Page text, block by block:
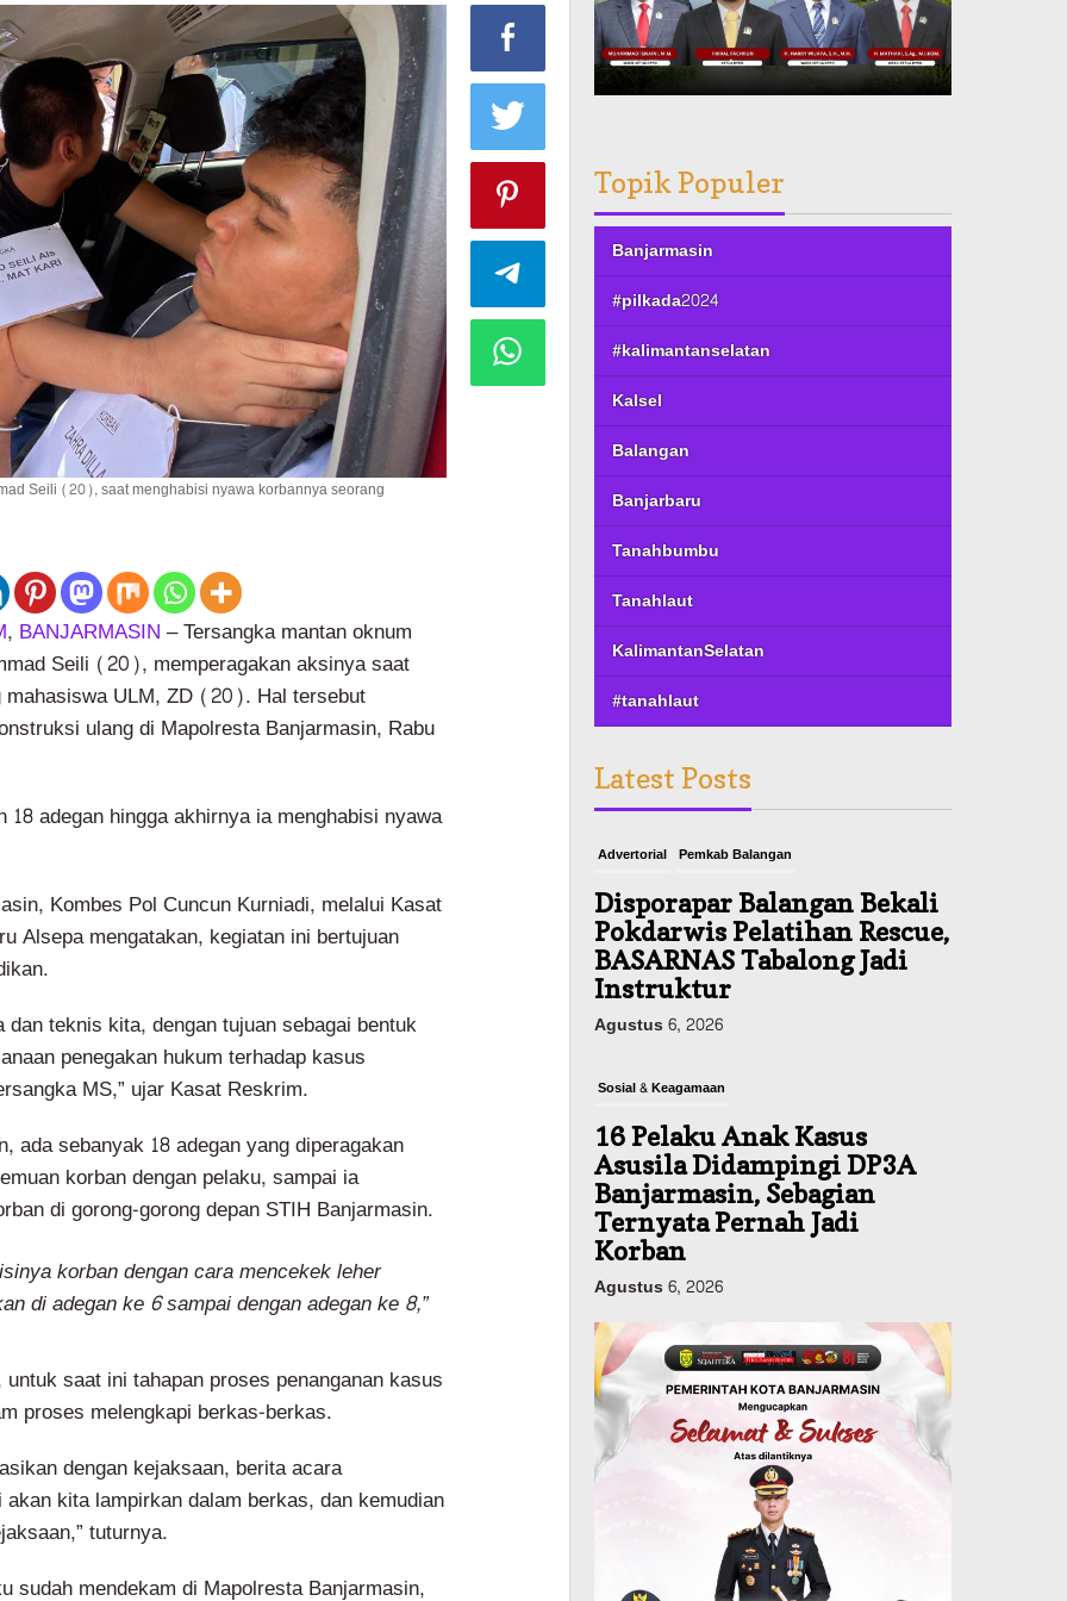
Seili (20), saat menghabisi nyawa korbannya seorang
, BANJARMASIN– Tersangka mantan oknum
Seili (20), memperagakan aksinya saat
mahasiswa ULM, ZD (20). Hal tersebut
ulang di Mapolresta Banjarmasin, Rabu
18 adegan hingga akhirnya ia menghabisi nyawa
Kombes Pol Cuncun Kurniadi, melalui Kasat
Alsepa mengatakan, kegiatan ini bertujuan
dan teknis kita, dengan tujuan sebagai bentuk
penegakan hukum terhadap kasus
MS,” ujar Kasat Reskrim.
ada sebanyak 18 adegan yang diperagakan
korban dengan pelaku, sampai ia
di gorong-gorong depan STIH Banjarmasin.
korban dengan cara mencekek leher
di adegan ke 6 sampai dengan adegan ke 8,”
saat ini tahapan proses penanganan kasus
proses melengkapi berkas-berkas.
dengan kejaksaan, berita acara
kita lampirkan dalam berkas, dan kemudian
tuturnya.
sudah mendekam di Mapolresta Banjarmasin,
Topik Populer
Banjarmasin
#pilkada2024
#kalimantanselatan
Kalsel
Balangan
Banjarbaru
Tanahbumbu
Tanahlaut
KalimantanSelatan
#tanahlaut
Latest Posts
Advertorial Pemkab Balangan
Disporapar Balangan Bekali
Pokdarwis Pelatihan Rescue,
BASARNAS Tabalong Jadi
Instruktur
Agustus 6, 2026
Sosial & Keagamaan
16 Pelaku Anak Kasus
Asusila Didampingi DP3A
Banjarmasin, Sebagian
Ternyata Pernah Jadi
Korban
Agustus 6, 2026
Dinas PUPR Kalsel Pembangunan
Tindak Lanjut
Pascakecelakaan Maut,
Pemerintah Janji
Tingkatkan Fasilitas
Keselamatan Jalan
Alternatif Banjarbaru–